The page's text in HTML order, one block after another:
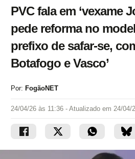
PVC fala em ‘vexame
pede reforma no
prefixo de safar-se,
Botafogo e Vasco’
Por: FogãoNET
24/04/26 às 11:36 - Atualizado em 24/04/